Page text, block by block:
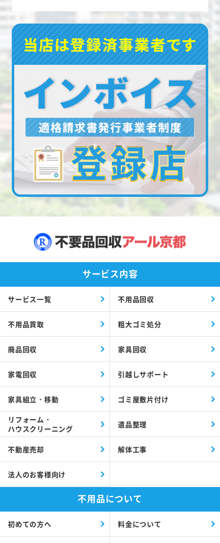
サービス内容
サービス一覧 不用品回収
不用品買取 粗大ゴミ処分
廃品回収 家具回収
家電回収 引越しサポート
家具組立・移動 ゴミ屋敷片付け
リフォーム・
ハウスクリーニング
遺品整理
不動産売却 解体工事
法人のお客様向け
不用品について
初めての方へ 料金について